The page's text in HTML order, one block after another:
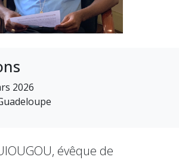
2026
évêque de